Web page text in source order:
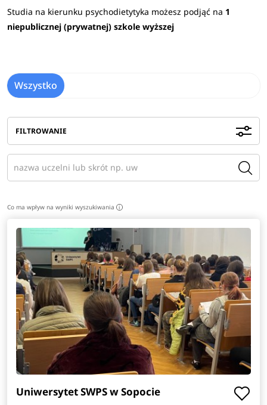
Studia na kierunku psychodietytyka możesz podjąć na 1
niepublicznej (prywatnej) szkole wyższej
Wszystko
FILTROWANIE
Co ma wpływ na wyniki wyszukiwania i
Uniwersytet SWPS w Sopocie